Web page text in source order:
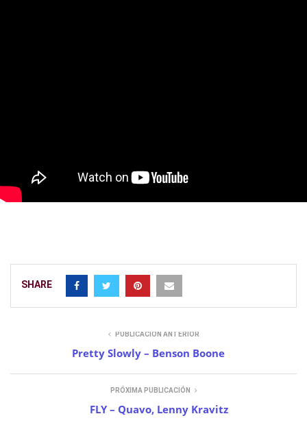
SHARE
PUBLICACIÓN ANTERIOR
Pretty Slowly – Benson Boone
PRÓXIMA PUBLICACIÓN
FLY – Quavo, Lenny Kravitz